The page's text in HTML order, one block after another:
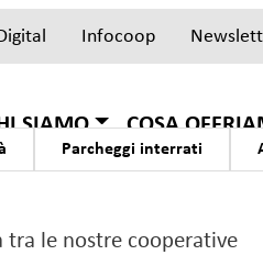
Infocoop
SIAMO COSA
Parcheggi interrati
tra le nostre cooperative